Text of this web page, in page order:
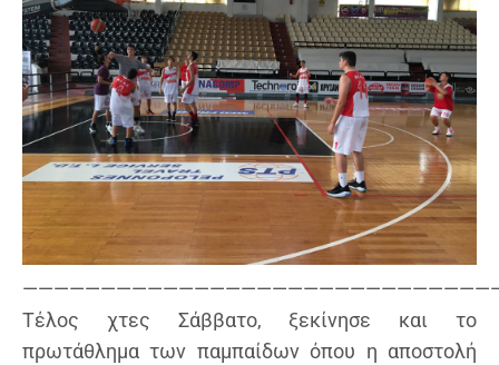
Τέλος χτες Σάββατο, ξεκίνησε και το
πρωτάθλημα των παμπαίδων όπου η αποστολή